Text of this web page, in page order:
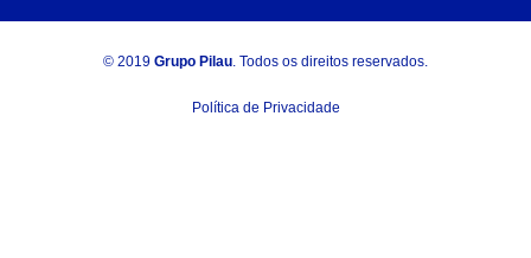
© 2019 Grupo Pilau. Todos os direitos reservados.
Política de Privacidade